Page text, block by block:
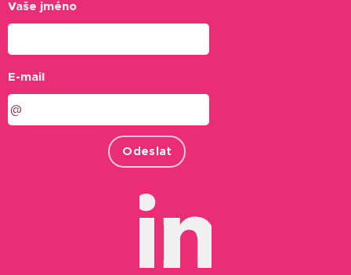
Vaše jméno
E-mail
Odeslat